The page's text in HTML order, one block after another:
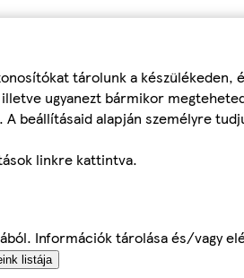
tárolunk a készülékeden,
ugyanezt bármikor
beállításaid alapján személyre
linkre kattintva.
Információk tárolása és/vagy
listája